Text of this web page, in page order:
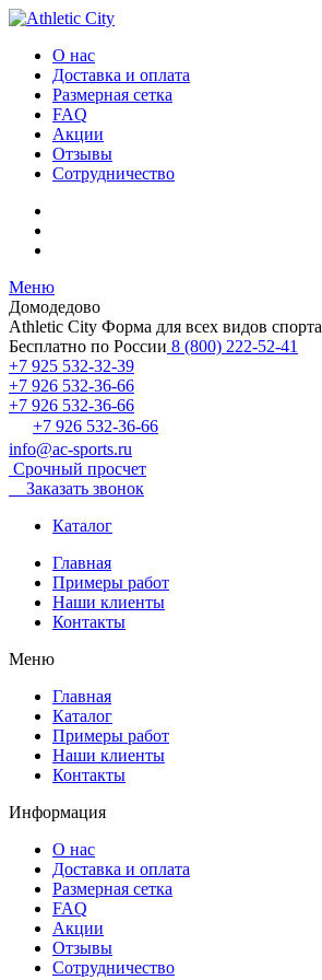
О нас
Доставка и оплата
Размерная сетка
FAQ
Акции
Отзывы
Сотрудничество
Меню
Домодедово
Athletic City Форма для всех видов спорта
Бесплатно по России 8 (800) 222-52-41
+7 925 532-32-39
+7 926 532-36-66
+7 926 532-36-66
+7 926 532-36-66
info@ac-sports.ru
Срочный просчет
Заказать звонок
Каталог
Главная
Примеры работ
Наши клиенты
Контакты
Меню
Главная
Каталог
Примеры работ
Наши клиенты
Контакты
Информация
О нас
Доставка и оплата
Размерная сетка
FAQ
Акции
Отзывы
Сотрудничество